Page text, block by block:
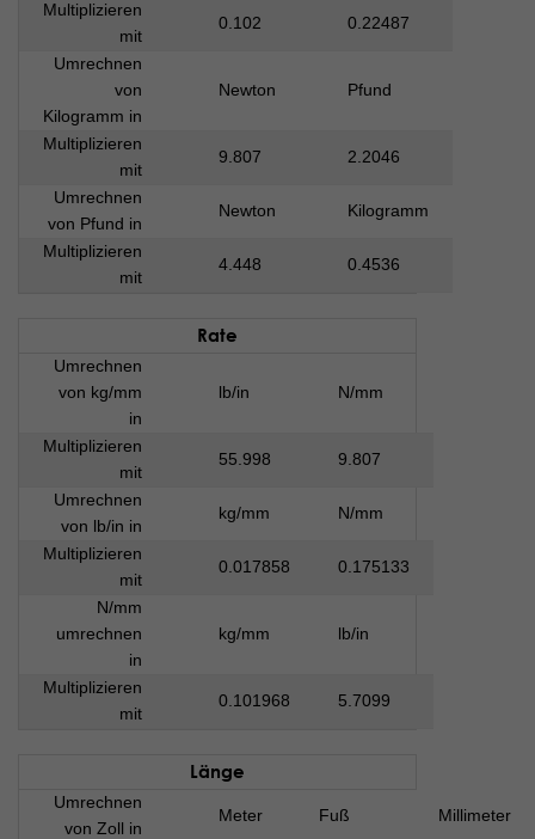
Multiplizieren
mit
0.102 0.22487
Umrechnen
von
Kilogramm in
Newton Pfund
Multiplizieren
mit
9.807 2.2046
Umrechnen
von Pfund in
Newton Kilogramm
Multiplizieren
mit
4.448 0.4536
Rate
Umrechnen
von kg/mm
in
lb/in N/mm
Multiplizieren
mit
55.998 9.807
Umrechnen
von lb/in in
kg/mm N/mm
Multiplizieren
mit
0.017858 0.175133
N/mm
umrechnen
in
kg/mm lb/in
Multiplizieren
mit
0.101968 5.7099
Länge
Umrechnen
von Zoll in
Meter Fuß Millimeter